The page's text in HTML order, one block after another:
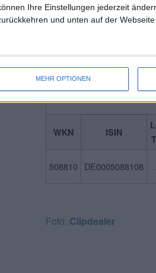
Ihre Einstellungen jederzeit
und unten auf der
MEHR OPTIONEN
WKN ISIN
508810 DE0005088108
Foto: Clipdealer